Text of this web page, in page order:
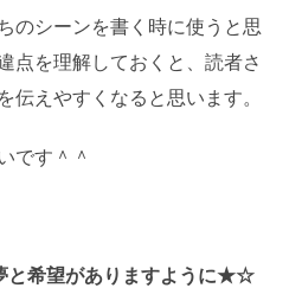
のシーンを書く時に使うと思
点を理解しておくと、読者さ
伝えやすくなると思います。
です＾＾
希望がありますように★☆